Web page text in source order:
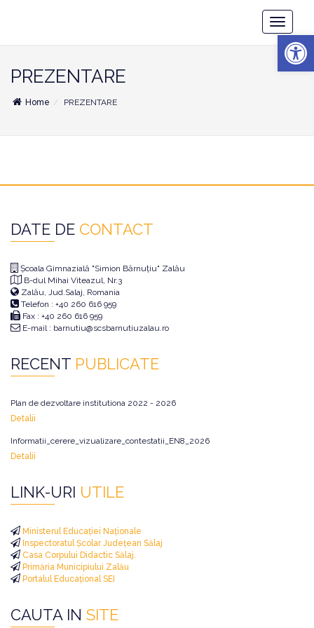
Toggle
PREZENTARE
Home PREZENTARE
DATE DE CONTACT
Școala Gimnazială "Simion Bărnuțiu" Zalău
B-dul Mihai Viteazul, Nr.3
Zalău, Jud.Salaj, Romania
Telefon : +40 260 616 959
Fax : +40 260 616 959
E-mail : barnutiu@scsbarnutiuzalau.ro
RECENT PUBLICATE
Plan de dezvoltare institutiona 2022 - 2026
Detalii
Informatii_cerere_vizualizare_contestatii_EN8_2026
Detalii
LINK-URI UTILE
Ministerul Educației Naționale
Inspectoratul Școlar Județean Sălaj
Casa Corpului Didactic Sălaj.
Primăria Municipiului Zalău
Portalul Educațional SEI
CAUTA IN SITE